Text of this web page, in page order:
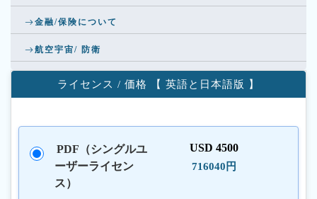
金融/保険について
航空宇宙/ 防衛
ライセンス / 価格 【 英語と日本語版 】
PDF（シングルユ
ーザーライセン
ス）
USD 4500
716040円